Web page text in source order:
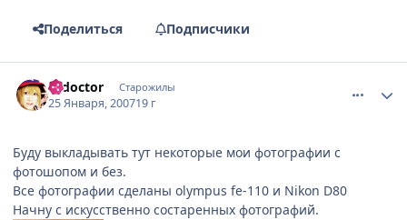
Поделиться Подписчики
k_doctor Старожилы
25 Января, 200719 г
Буду выкладывать тут некоторые мои фотографии с
фотошопом и без.
Все фотографии сделаны olympus fe-110 и Nikon D80
Начну с искусственно состаренных фотографий.